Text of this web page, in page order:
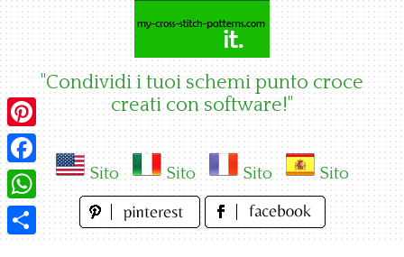
"Condividi i tuoi schemi punto croce
creati con software!"
Sito Sito Sito Sito
Pinterest
Facebook
WhatsApp